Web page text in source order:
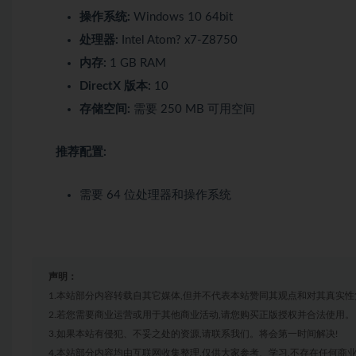
操作系统: Windows 10 64bit
处理器: Intel Atom? x7-Z8750
内存: 1 GB RAM
DirectX 版本: 10
存储空间: 需要 250 MB 可用空间
推荐配置:
需要 64 位处理器和操作系统
声明：
1.本站部分内容转载自其它媒体,但并不代表本站赞同其观点和对其真实性
2.若您需要商业运营或用于其他商业活动,请您购买正版授权并合法使用。
3.如果本站有侵犯、不妥之处的资源,请联系我们。将会第一时间解决!
4.本站部分内容均由互联网收集整理,仅供大家参考、学习,不存在任何商